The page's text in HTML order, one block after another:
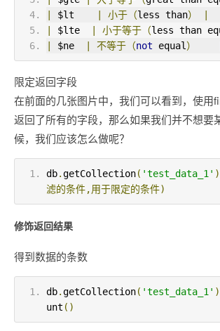
$lt 小于（less than）
$lte 小于等于（less than
$ne 不等于（not equal）
限定返回字段
在前面的几张图片中，我们可以看到，使用
返回了所有的字段，那么如果我们并不想要
候，我们应该怎么做呢？
db.getCollection( 'test_data_1'
滤的条件,用于限定的条件)
修饰返回结果
得到数据的条数
db.getCollection( 'test_data_1'
unt ()